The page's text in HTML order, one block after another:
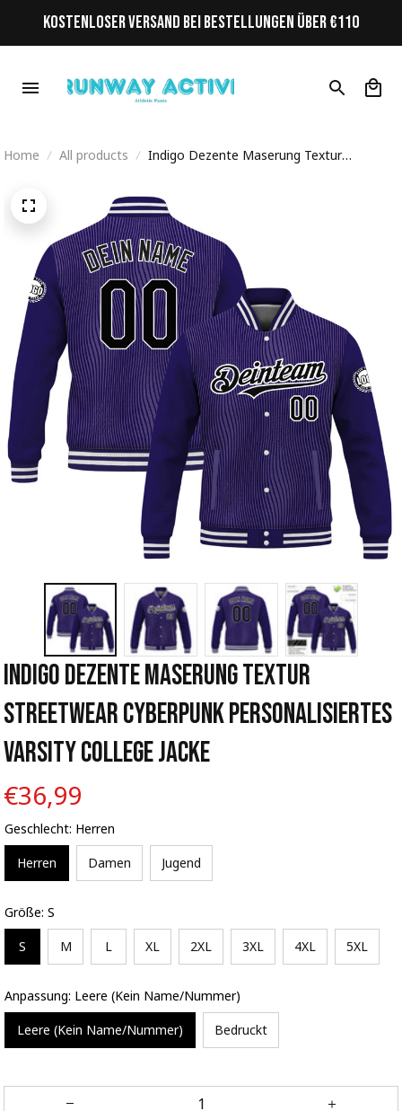
KOSTENLOSER VERSAND BEI BESTELLUNGEN ÜBER €110
Home All products
Indigo Dezente Maserung Textur
Varsity College Jacke
Indigo Dezente Maserung Textur
Streetwear Cyberpunk Personalisiertes
Varsity College Jacke
€36,99
Geschlecht: Herren
Herren Damen Jugend
Größe: S
S M L XL 2XL 3XL 4XL 5XL
Anpassung: Leere (Kein Name/Nummer)
Leere (Kein Name/Nummer) Bedruckt